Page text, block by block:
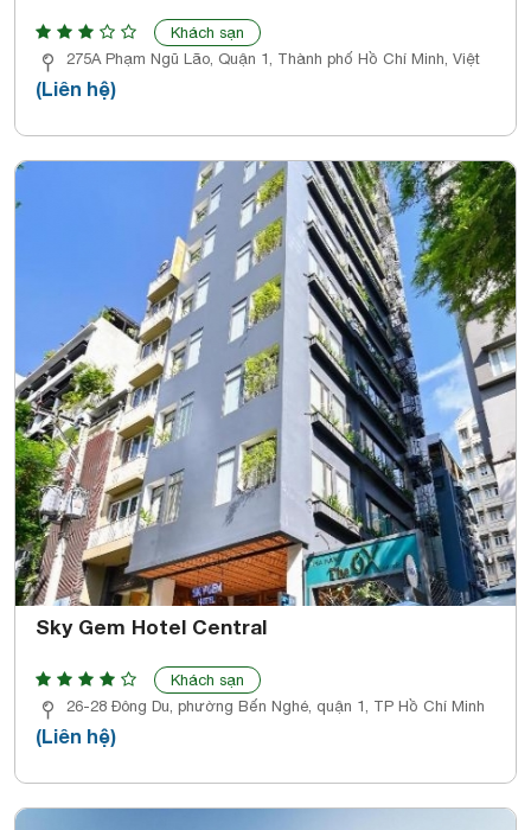
Khách sạn
275A Phạm Ngũ Lão, Quận 1, Thành phố Hồ Chí Minh, Việt
(Liên hệ)
Sky Gem Hotel Central
Khách sạn
26-28 Đông Du, phường Bến Nghé, quận 1, TP Hồ Chí Minh
(Liên hệ)